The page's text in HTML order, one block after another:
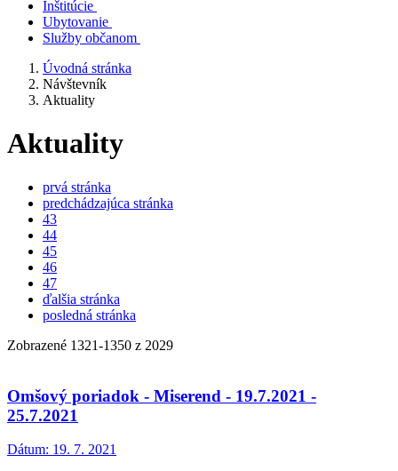
Inštitúcie
Ubytovanie
Služby občanom
Úvodná stránka
Návštevník
Aktuality
Aktuality
prvá stránka
predchádzajúca stránka
43
44
45
46
47
ďalšia stránka
posledná stránka
Zobrazené 1321-1350 z 2029
Omšový poriadok - Miserend - 19.7.2021 -
25.7.2021
Dátum: 19. 7. 2021